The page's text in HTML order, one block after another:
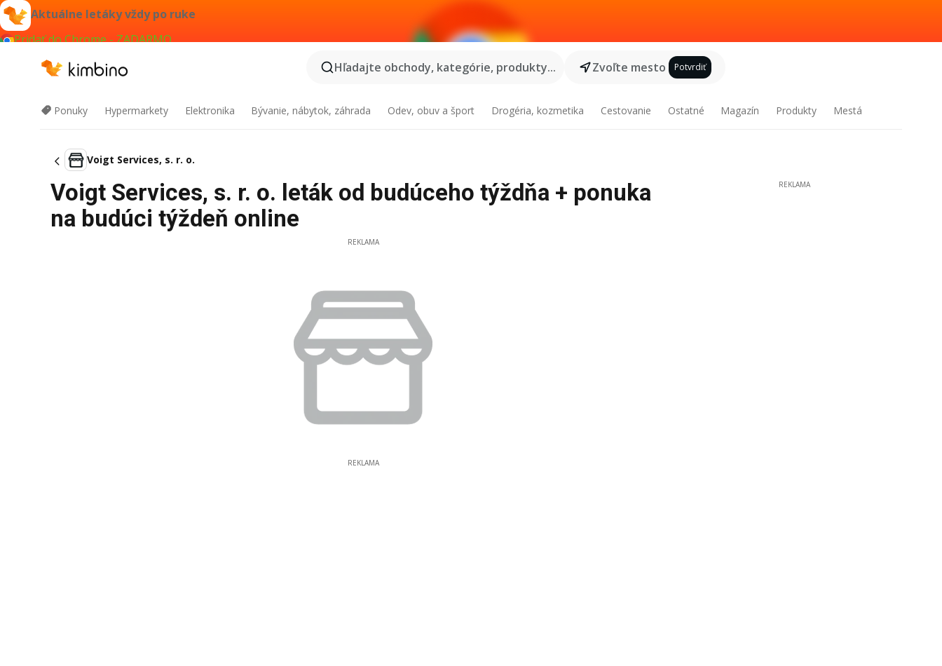
Aktuálne letáky vždy po ruke
Pridať do Chrome - ZADARMO
Hľadajte obchody, kategórie, produkty...
Zvoľte mesto Potvrdiť
Ponuky Hypermarkety Elektronika Bývanie, nábytok, záhrada Odev, obuv a šport Drogéria, kozmetika Cestovanie Ostatné Magazín Produkty Mestá
Voigt Services, s. r. o.
Voigt Services, s. r. o. leták od budúceho týždňa + ponuka
na budúci týždeň online
REKLAMA
REKLAMA
REKLAMA